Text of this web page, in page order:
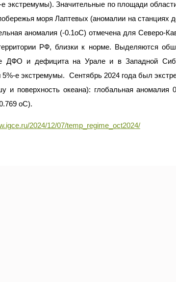
экстремумы). Значительные по площади
моря Лаптевых (аномалии на
аномалия (-0.1оС) отмечена для Северо-
РФ, близки к норме. Выделяются
ДФО и дефицита на Урале и в Западной
5%-е экстремумы. Сентябрь 2024 года был
и поверхность океана): глобальная аномалия
оС).
2024/12/07/temp_regime_oct2024/